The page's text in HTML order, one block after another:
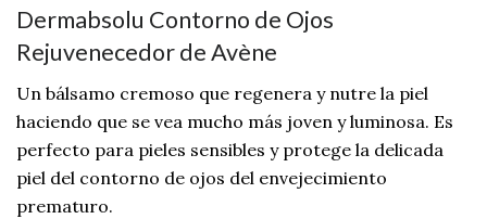
Dermabsolu Contorno de Ojos
Rejuvenecedor de Avène
Un bálsamo cremoso que regenera y nutre la piel
haciendo que se vea mucho más joven y luminosa. Es
perfecto para pieles sensibles y protege la delicada
piel del contorno de ojos del envejecimiento
prematuro.